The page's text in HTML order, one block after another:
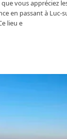
vous appréciez
en passant à Luc-
lieu e